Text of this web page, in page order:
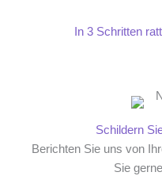
In 3 Schritten
Schildern
Berichten Sie uns von
Sie